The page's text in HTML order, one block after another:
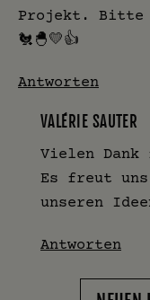
Projekt. Bitte
🐔🐣💛👍
Antworten
VALÉRIE SAUTER
Vielen Dank
Es freut
unseren
Antworten